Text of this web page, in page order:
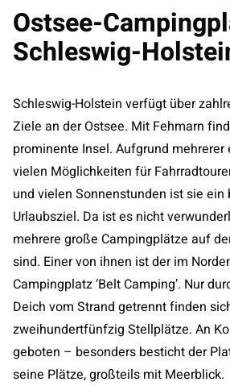
Ostsee-
Schleswig-
Schleswig-Holstein verfügt über
Ziele an der Ostsee. Mit Fehmarn
prominente Insel. Aufgrund mehrerer
vielen Möglichkeiten für
und vielen Sonnenstunden ist sie
Urlaubsziel. Da ist es nicht
mehrere große Campingplätze auf
sind. Einer von ihnen ist der im
Campingplatz ‘Belt Camping’. Nur
Deich vom Strand getrennt finden
zweihundertfünfzig Stellplätze. An
geboten – besonders besticht der
seine Plätze, großteils mit Meerblick.